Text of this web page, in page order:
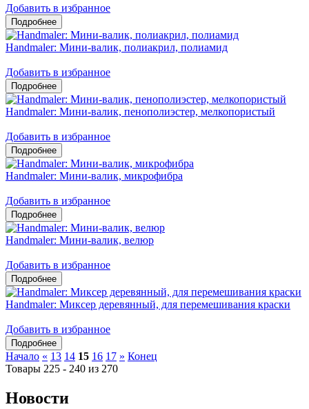
Добавить в избранное
Handmaler: Мини-валик, полиакрил, полиамид
Добавить в избранное
Handmaler: Мини-валик, пенополиэстер, мелкопористый
Добавить в избранное
Handmaler: Мини-валик, микрофибра
Добавить в избранное
Handmaler: Мини-валик, велюр
Добавить в избранное
Handmaler: Миксер деревянный, для перемешивания краски
Добавить в избранное
Начало « 13 14 15 16 17 » Конец
Товары 225 - 240 из 270
Новости